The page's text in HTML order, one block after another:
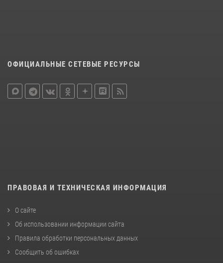
ОФИЦИАЛЬНЫЕ СЕТЕВЫЕ РЕСУРСЫ
ПРАВОВАЯ И ТЕХНИЧЕСКАЯ ИНФОРМАЦИЯ
О сайте
Об использовании информации сайта
Правила обработки персональных данных
Сообщить об ошибках